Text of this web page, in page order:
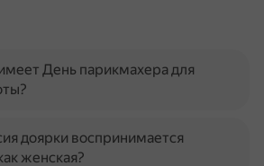
День парикмахера для
доярки воспринимается
женская?